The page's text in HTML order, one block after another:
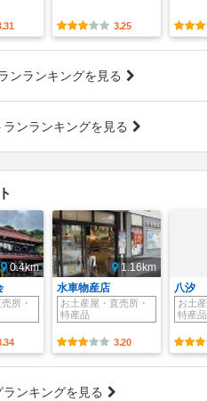
3.25
ンランキングを見る
ンランキングを見る
0.4km
所・
1.16km
水車物産店
お土産屋・直売所・
特産品
3.20
八汐
お土
特産品
ンキングを見る